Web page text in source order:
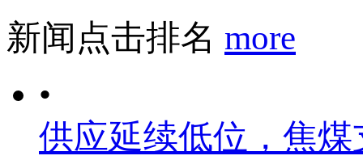
新闻点击排名 more
•
供应延续低位，焦煤